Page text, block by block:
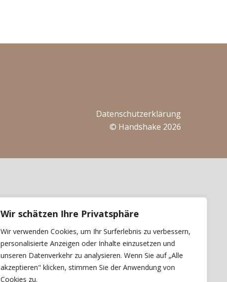
Wir schätzen Ihre Privatsphäre
Wir verwenden Cookies, um Ihr Surferlebnis zu verbessern,
personalisierte Anzeigen oder Inhalte einzusetzen und
unseren Datenverkehr zu analysieren. Wenn Sie auf „Alle
akzeptieren" klicken, stimmen Sie der Anwendung von
Cookies zu.
Datenschutzerklärung
© Handshake 2026